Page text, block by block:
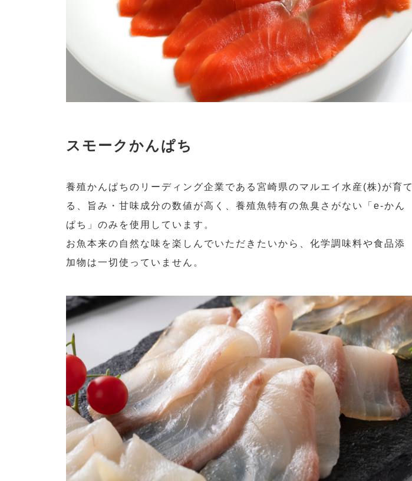
スモークかんぱち
養殖かんぱちのリーディング企業である宮崎県のマルエイ水産(株)が育て
る、旨み・甘味成分の数値が高く、養殖魚特有の魚臭さがない「e-かん
ぱち」のみを使用しています。
お魚本来の自然な味を楽しんでいただきたいから、化学調味料や食品添
加物は一切使っていません。